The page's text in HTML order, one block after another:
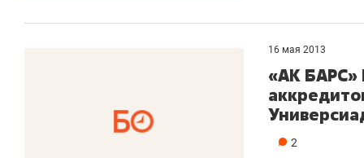
16 мая 2013
«АК БАРС»
2